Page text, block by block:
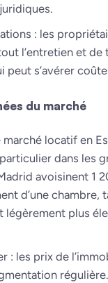
: les
l’entretien et de
peut s’avérer
du marché
locatif en
dans les
avoisinent 1
d’une chambre,
légèrement plus
: les prix de